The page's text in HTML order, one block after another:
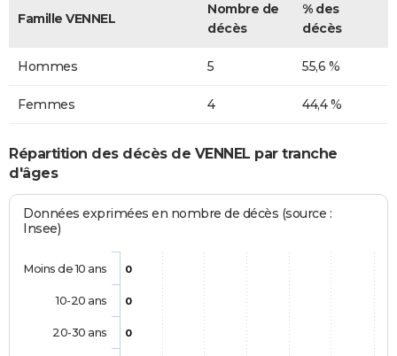
Famille VENNEL
Nombre de
décès
% des
décès
Hommes 5 55,6 %
Femmes 4 44,4 %
Répartition des décès de VENNEL par tranche
d'âges
Données exprimées en nombre de décès (source :
Insee)
0
0
0
Moins de 10 ans
10-20 ans
20-30 ans